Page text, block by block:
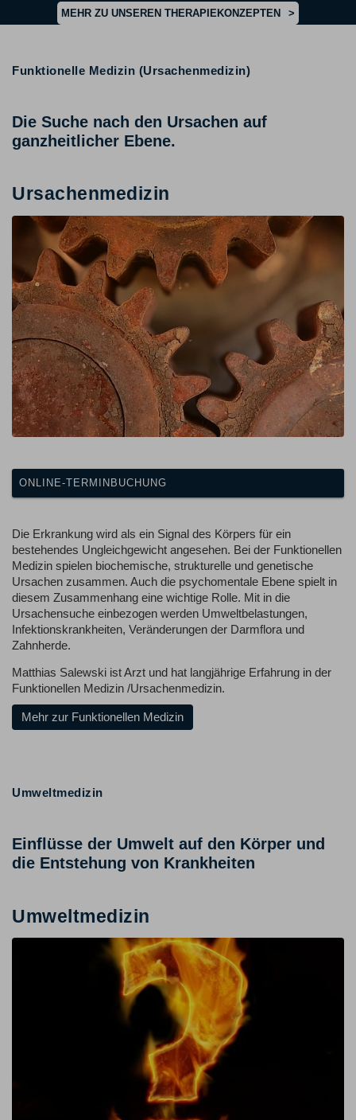
MEHR ZU UNSEREN THERAPIEKONZEPTEN >
Funktionelle Medizin (Ursachenmedizin)
Die Suche nach den Ursachen auf
ganzheitlicher Ebene.
Ursachenmedizin
ONLINE-TERMINBUCHUNG
Die Erkrankung wird als ein Signal des Körpers für ein
bestehendes Ungleichgewicht angesehen. Bei der Funktionellen
Medizin spielen biochemische, strukturelle und genetische
Ursachen zusammen. Auch die psychomentale Ebene spielt in
diesem Zusammenhang eine wichtige Rolle. Mit in die
Ursachensuche einbezogen werden Umweltbelastungen,
Infektionskrankheiten, Veränderungen der Darmflora und
Zahnherde.
Matthias Salewski ist Arzt und hat langjährige Erfahrung in der
Funktionellen Medizin /Ursachenmedizin.
Mehr zur Funktionellen Medizin
Umweltmedizin
Einflüsse der Umwelt auf den Körper und
die Entstehung von Krankheiten
Umweltmedizin